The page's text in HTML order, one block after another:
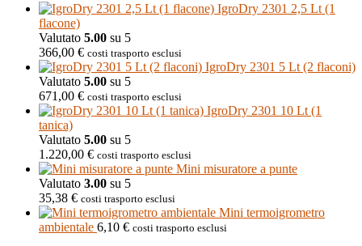
IgroDry 2301 2,5 Lt (1
flacone)
Valutato 5.00 su 5
366,00 € costi trasporto esclusi
IgroDry 2301 5 Lt (2 flaconi)
Valutato 5.00 su 5
671,00 € costi trasporto esclusi
IgroDry 2301 10 Lt (1
tanica)
Valutato 5.00 su 5
1.220,00 € costi trasporto esclusi
Mini misuratore a punte
Valutato 3.00 su 5
35,38 € costi trasporto esclusi
Mini termoigrometro
ambientale 6,10 € costi trasporto esclusi